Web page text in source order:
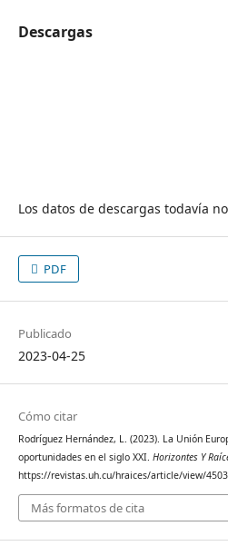
Descargas
Los datos de descargas todavía
PDF
Publicado
2023-04-25
Cómo citar
Rodríguez Hernández, L. (2023). La Unión
oportunidades en el siglo XXI. Horizontes Y
https://revistas.uh.cu/hraices/article/view/4503
Más formatos de cita